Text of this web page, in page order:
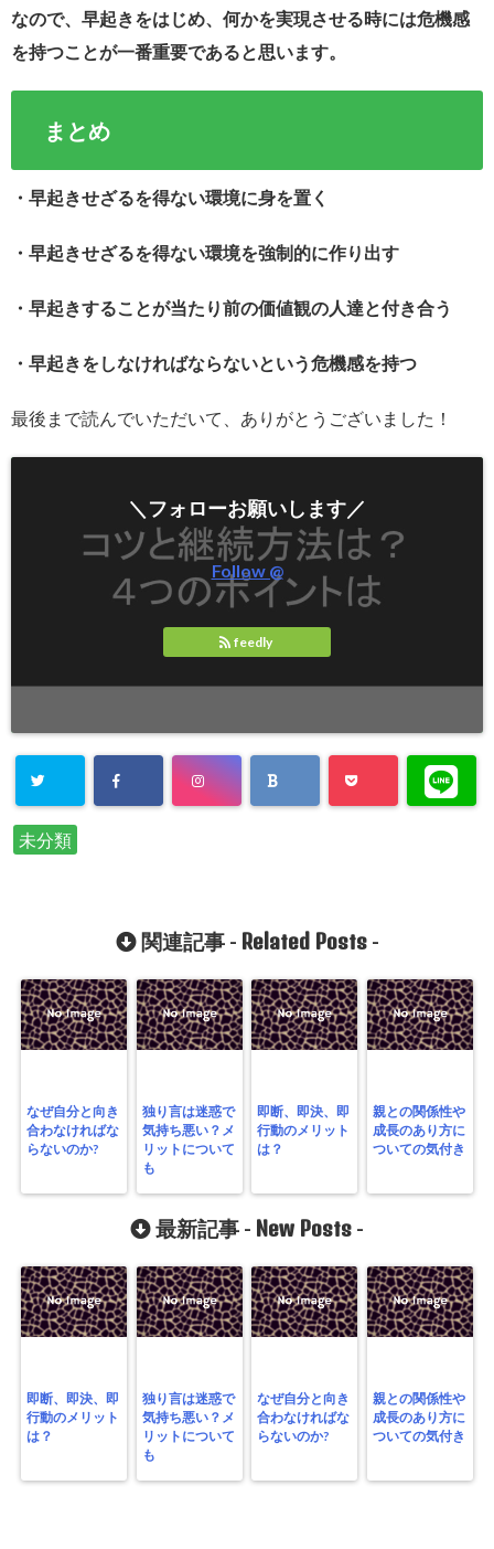
なので、早起きをはじめ、何かを実現させる時には危機感
を持つことが一番重要であると思います。
まとめ
・早起きせざるを得ない環境に身を置く
・早起きせざるを得ない環境を強制的に作り出す
・早起きすることが当たり前の価値観の人達と付き合う
・早起きをしなければならないという危機感を持つ
最後まで読んでいただいて、ありがとうございました！
＼フォローお願いします／
Follow @
feedly
未分類
関連記事 - Related Posts-
なぜ自分と向き
合わなければな
らないのか?
独り言は迷惑で
気持ち悪い？メ
リットについて
も
即断、即決、即
行動のメリット
は？
親との関係性や
成長のあり方に
ついての気付き
最新記事 - New Posts -
即断、即決、即
行動のメリット
は？
独り言は迷惑で
気持ち悪い？メ
リットについて
も
なぜ自分と向き
合わなければな
らないのか?
親との関係性や
成長のあり方に
ついての気付き